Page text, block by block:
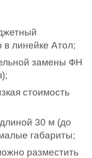
в линейке Атол;
замены ФН
стоимость
30 м (до
габариты;
разместить